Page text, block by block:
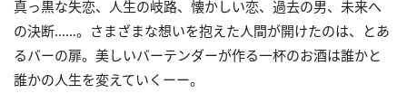
真っ黒な失恋、人生の岐路、懐かしい恋、過去の男、未来へ
の決断……。さまざまな想いを抱えた人間が開けたのは、とあ
るバーの扉。美しいバーテンダーが作る一杯のお酒は誰かと
誰かの人生を変えていくーー。